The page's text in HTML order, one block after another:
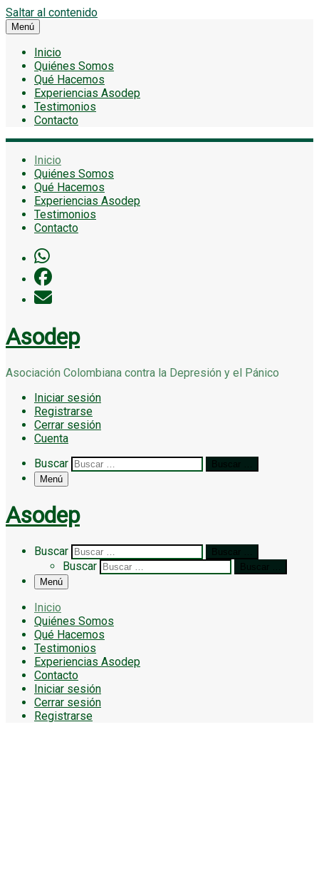
Saltar al contenido
Menú
Inicio
Quiénes Somos
Qué Hacemos
Experiencias Asodep
Testimonios
Contacto
Inicio
Quiénes Somos
Qué Hacemos
Experiencias Asodep
Testimonios
Contacto
Asodep
Asociación Colombiana contra la Depresión y el Pánico
Iniciar sesión
Registrarse
Cerrar sesión
Cuenta
Search
Buscar
Buscar …
Menú
Asodep
Search
Buscar Buscar …
Buscar
Buscar …
Menú
Inicio
Quiénes Somos
Qué Hacemos
Testimonios
Experiencias Asodep
Contacto
Iniciar sesión
Cerrar sesión
Registrarse